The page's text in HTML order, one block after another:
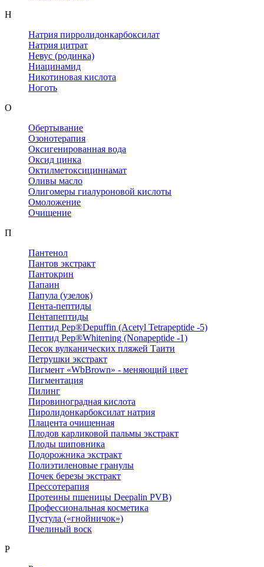
Н
Натрия пирролидонкарбоксилат
Натрия цитрат
Невус (родинка)
Ниацинамид
Никотиновая кислота
Ноготь
О
Обертывание
Озонотерапия
Оксигенированная вода
Оксид цинка
Октилметоксициннамат
Оливы масло
Олигомеры гиалуроновой кислоты
Омоложение
Очищение
П
Пантенол
Пантов экстракт
Пантокрин
Папаин
Папула (узелок)
Пента-пептиды
Пентапептиды
Пептид Pep®Depuffin (Acetyl Tetrapeptide -5)
Пептид Pep®Whitening (Nonapeptide -1)
Песок вулканических пляжей Таити
Петрушки экстракт
Пигмент «WbBrown» - меняющий цвет
Пигментация
Пилинг
Пировиноградная кислота
Пиролидонкарбоксилат натрия
Плацента очищенная
Плодов карликовой пальмы экстракт
Плоды шиповника
Подорожника экстракт
Полиэтиленовые гранулы
Почек березы экстракт
Прессотерапия
Протеины пшеницы Deepalin PVB)
Профессиональная косметика
Пустула («гнойничок»)
Пчелиный воск
Р